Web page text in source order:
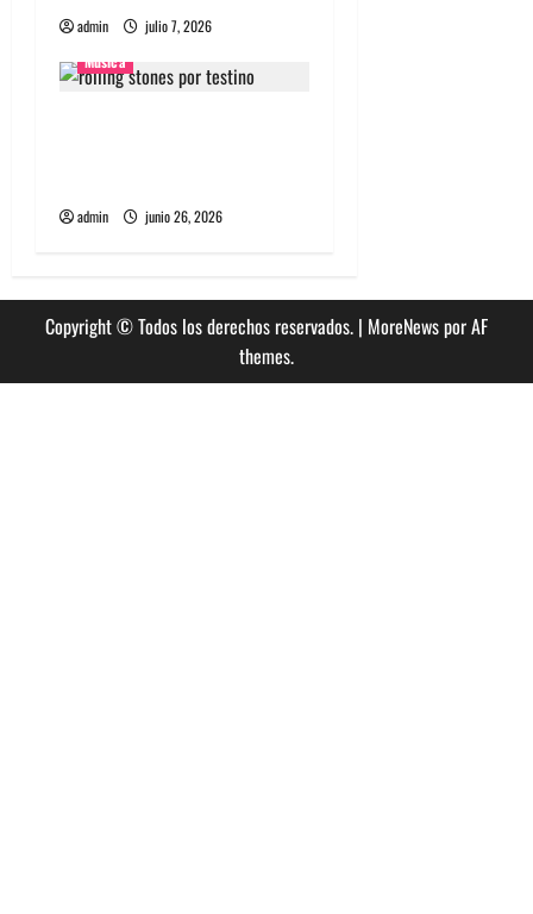
a
d
admin
julio 7, 2026
Musica
admin junio 26, 2026
Copyright © Todos los derechos reservados. | MoreNewspor AF
themes.